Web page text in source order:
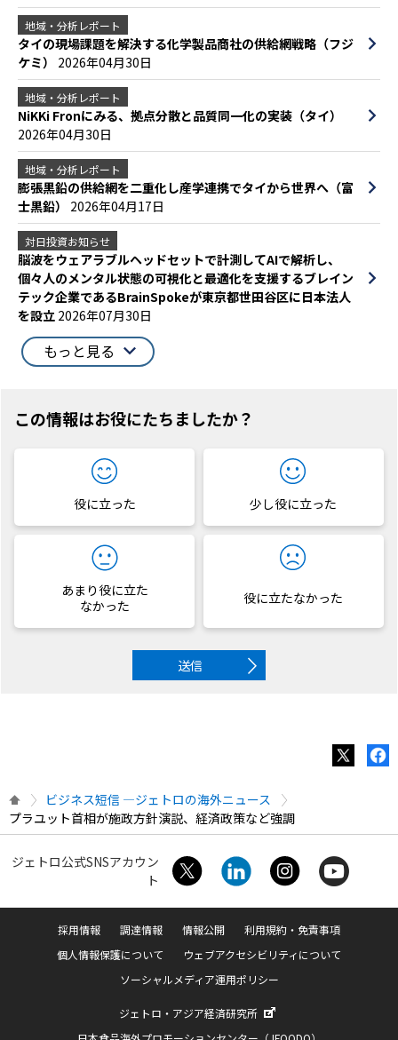
地域・分析レポート
タイの現場課題を解決する化学製品商社の供給網戦略（フジ
ケミ） 2026年04月30日
地域・分析レポート
NiKKi Fronにみる、拠点分散と品質同一化の実装（タイ）
2026年04月30日
地域・分析レポート
膨張黒鉛の供給網を二重化し産学連携でタイから世界へ（富
士黒鉛） 2026年04月17日
対日投資お知らせ
脳波をウェアラブルヘッドセットで計測してAIで解析し、
個々人のメンタル状態の可視化と最適化を支援するブレイン
テック企業であるBrainSpokeが東京都世田谷区に日本法人
を設立 2026年07月30日
もっと見る
この情報はお役にたちましたか？
役に立った 少し役に立った
あまり役に立た
なかった
役に立たなかった
送信
ビジネス短信 ―ジェトロの海外ニュース
プラユット首相が施政方針演説、経済政策など強調
ジェトロ公式SNSアカウン
ト
採用情報 調達情報 情報公開
利用規約・免責事項
個人情報保護について
ウェブアクセシビリティについて
ソーシャルメディア運用ポリシー
ジェトロ・アジア経済研究所